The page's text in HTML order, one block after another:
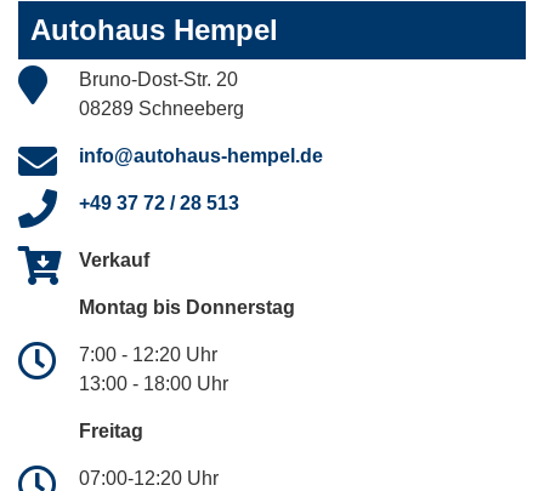
Autohaus Hempel
Bruno-Dost-Str. 20
08289 Schneeberg
info@autohaus-hempel.de
+49 37 72 / 28 513
Verkauf
Montag bis Donnerstag
7:00 - 12:20 Uhr
13:00 - 18:00 Uhr
Freitag
07:00-12:20 Uhr